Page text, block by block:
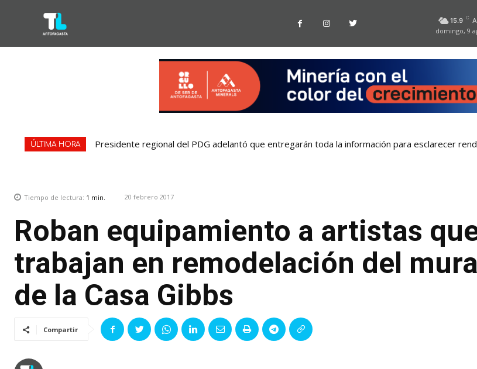
15.9 C
domingo, 9
ÚLTIMA HORA Presidente regional del PDG adelantó que entregarán toda la información para esclarecer
Tiempo de lectura: 1 min. 20 febrero 2017
Roban equipamiento a artistas
trabajan en remodelación del mural
de la Casa Gibbs
Compartir